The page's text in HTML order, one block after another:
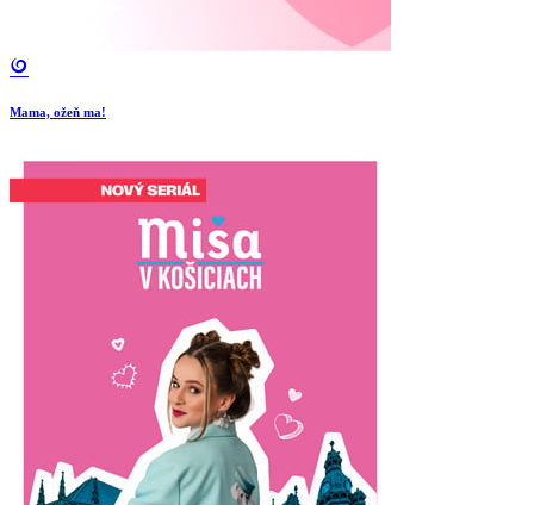
Mama, ožeň ma!